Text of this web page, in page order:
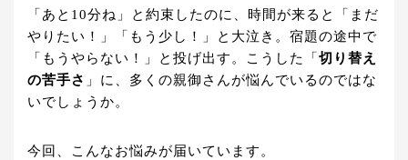
「あと10分ね」と約束したのに、時間が来ると「まだ
やりたい！」「もう少し！」と大泣き。宿題の途中で
「もうやらない！」と投げ出す。こうした「 切り替え
の苦手さ 」に、多くの親御さんが悩んでいるのではな
いでしょうか。
今回、こんなお悩みが届いています。